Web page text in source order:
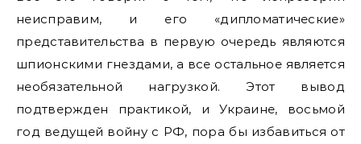
неисправим, и его «дипломатические»
представительства в первую очередь являются
шпионскими гнездами, а все остальное является
необязательной нагрузкой. Этот вывод
подтвержден практикой, и Украине, восьмой
год ведущей войну с РФ, пора бы избавиться от